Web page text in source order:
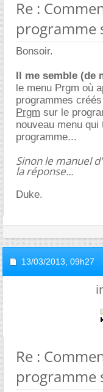
Re :
programme
Bonsoir.
Il me semble (de
le menu Prgm où
programmes
Prgm sur le
nouveau menu
programme...
Sinon le manuel
la réponse...
Duke.
13/03/2013, 09h27
Re :
programme